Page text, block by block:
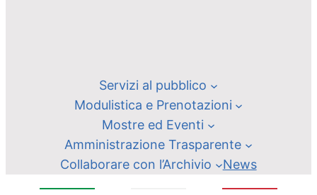
Servizi al pubblico
Modulistica e Prenotazioni
Mostre ed Eventi
Amministrazione Trasparente
Collaborare con l’Archivio
News